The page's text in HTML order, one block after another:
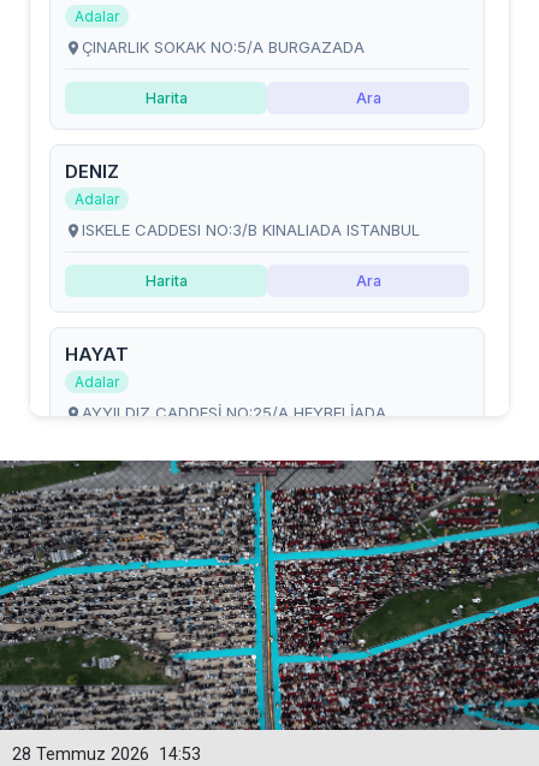
14:53
28 Temmuz 2026